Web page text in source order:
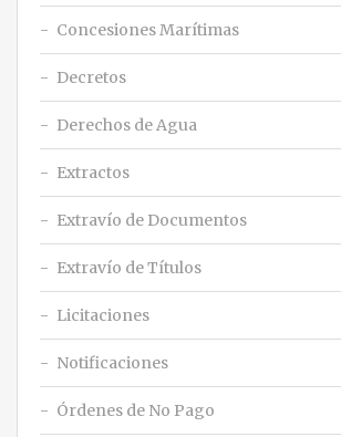
Concesiones Marítimas
Decretos
Derechos de Agua
Extractos
Extravío de Documentos
Extravío de Títulos
Licitaciones
Notificaciones
Órdenes de No Pago